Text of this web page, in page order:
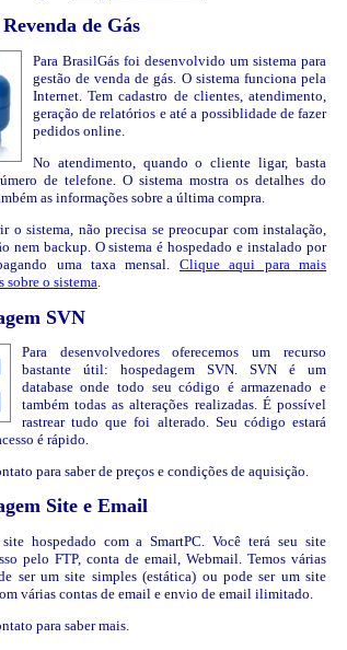
de Gás
Para BrasilGás foi desenvolvido um sistema para
gestão de venda de gás. O sistema funciona pela
Internet. Tem cadastro de clientes, atendimento,
geração de relatórios e até a possiblidade de fazer
pedidos online.
No atendimento, quando o cliente ligar, basta
de telefone. O sistema mostra os detalhes do
as informações sobre a última compra.
o sistema, não precisa se preocupar com instalação,
nem backup. O sistema é hospedado e instalado por
uma taxa mensal. Clique aqui para mais
sobre o sistema.
SVN
Para desenvolvedores oferecemos um recurso
bastante útil: hospedagem SVN. SVN é um
database onde todo seu código é armazenado e
também todas as alterações realizadas. É possível
rastrear tudo que foi alterado. Seu código estará
é rápido.
para saber de preços e condições de aquisição.
Site e Email
hospedado com a SmartPC. Você terá seu site
pelo FTP, conta de email, Webmail. Temos várias
ser um site simples (estática) ou pode ser um site
várias contas de email e envio de email ilimitado.
para saber mais.